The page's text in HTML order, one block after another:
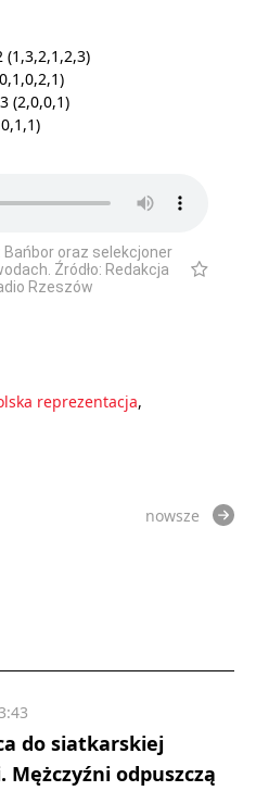
(2,0,0,1)
oraz selekcjoner
Źródło: Redakcja
Rzeszów
reprezentacja,
nowsze
do siatkarskiej
Mężczyźni odpuszczą